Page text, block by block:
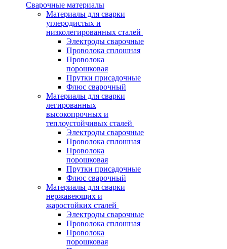
Сварочные материалы
Материалы для сварки
углеродистых и
низколегированных сталей
Электроды сварочные
Проволока сплошная
Проволока
порошковая
Прутки присадочные
Флюс сварочный
Материалы для сварки
легированных
высокопрочных и
теплоустойчивых сталей
Электроды сварочные
Проволока сплошная
Проволока
порошковая
Прутки присадочные
Флюс сварочный
Материалы для сварки
нержавеющих и
жаростойких сталей
Электроды сварочные
Проволока сплошная
Проволока
порошковая